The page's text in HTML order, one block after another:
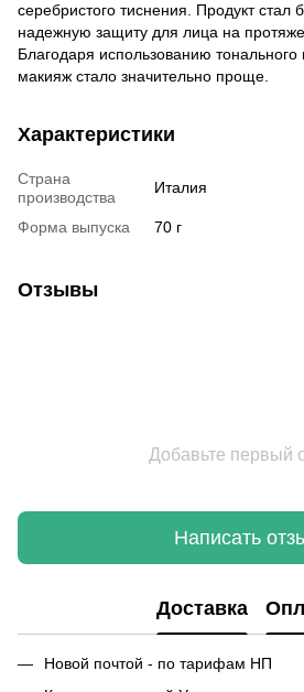
серебристого тиснения. Продукт стал
надежную защиту для лица на
Благодаря использованию тонального
макияж стало значительно проще.
Характеристики
Страна
производства
Италия
Форма выпуска 70 г
Отзывы
Добавьте первый
Написать
Доставка
Новой почтой - по тарифам НП